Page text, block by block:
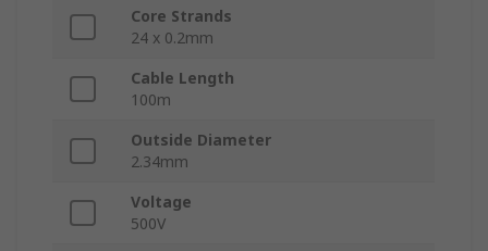
Core Strands
24 x 0.2mm
Cable Length
100m
Outside Diameter
2.34mm
Voltage
500V